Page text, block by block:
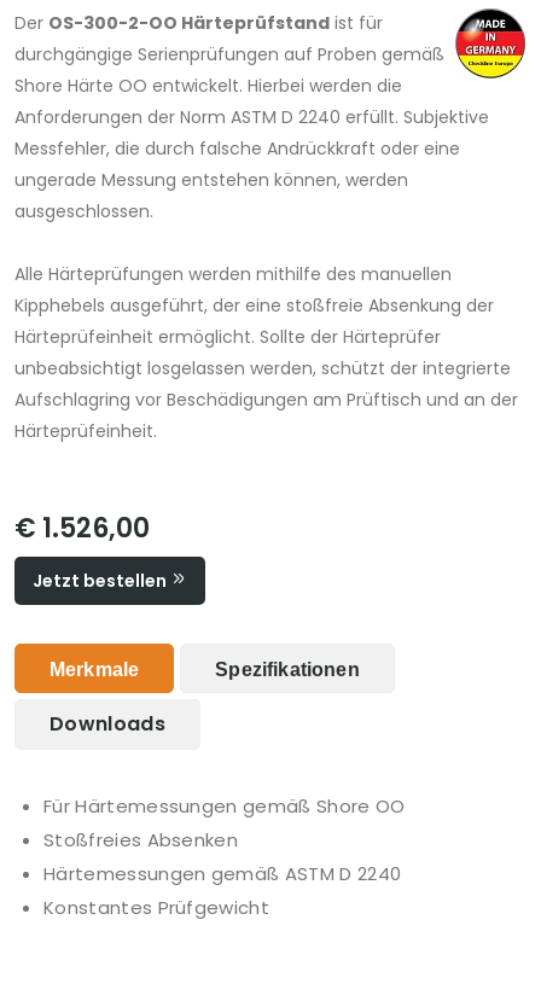
Der OS-300-2-OO Härteprüfstand ist für
durchgängige Serienprüfungen auf Proben gemäß
Shore Härte OO entwickelt. Hierbei werden die
Anforderungen der Norm ASTM D 2240 erfüllt. Subjektive
Messfehler, die durch falsche Andrückkraft oder eine
ungerade Messung entstehen können, werden
ausgeschlossen.
Alle Härteprüfungen werden mithilfe des manuellen
Kipphebels ausgeführt, der eine stoßfreie Absenkung der
Härteprüfeinheit ermöglicht. Sollte der Härteprüfer
unbeabsichtigt losgelassen werden, schützt der integrierte
Aufschlagring vor Beschädigungen am Prüftisch und an der
Härteprüfeinheit.
€ 1.526,00
Jetzt bestellen
Merkmale Spezifikationen
Downloads
Für Härtemessungen gemäß Shore OO
Stoßfreies Absenken
Härtemessungen gemäß ASTM D 2240
Konstantes Prüfgewicht